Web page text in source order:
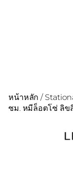
หน้าหลัก /
ซม. หมีล็อตโซ่ ลิข